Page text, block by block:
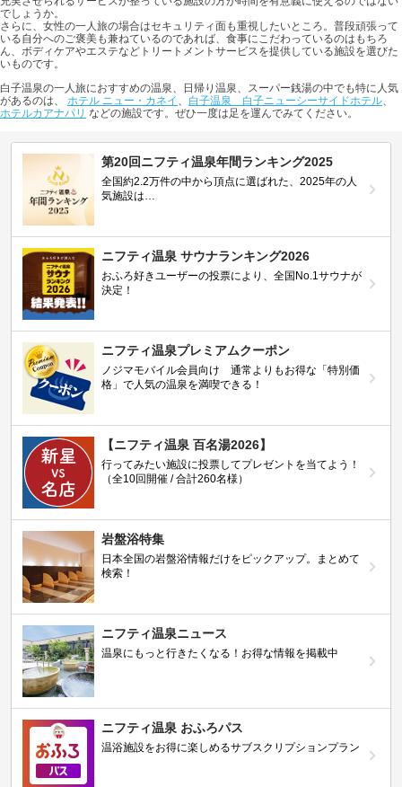
でしょうか。
さらに、女性の一人旅の場合はセキュリティ面も重視したいところ。普段頑張って
いる自分へのご褒美も兼ねているのであれば、食事にこだわっているのはもちろ
ん、ボディケアやエステなどトリートメントサービスを提供している施設を選びた
いものです。
白子温泉の一人旅におすすめの温泉、日帰り温泉、スーパー銭湯の中でも特に人気
があるのは、 ホテル ニュー・カネイ 、 白子温泉 白子ニューシーサイドホテル、
ホテルカアナパリ などの施設です。ぜひ一度は足を運んでみてください。
第20回ニフティ温泉年間ランキング2025
全国約2.2万件の中から頂点に選ばれた、2025年の人
気施設は…
ニフティ温泉 サウナランキング2026
おふろ好きユーザーの投票により、全国No.1サウナが
決定！
ニフティ温泉プレミアムクーポン
ノジマモバイル会員向け 通常よりもお得な「特別価
格」で人気の温泉を満喫できる！
【ニフティ温泉 百名湯2026】
行ってみたい施設に投票してプレゼントを当てよう！
（全10回開催 / 合計260名様）
岩盤浴特集
日本全国の岩盤浴情報だけをピックアップ。まとめて
検索！
ニフティ温泉ニュース
温泉にもっと行きたくなる！お得な情報を掲載中
ニフティ温泉 おふろパス
温浴施設をお得に楽しめるサブスクリプションプラン